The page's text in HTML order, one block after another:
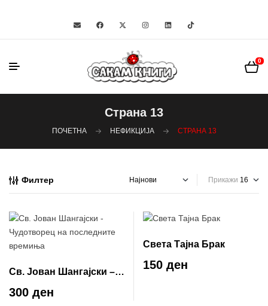
0
Страна 13
ПОЧЕТНА НЕФИКЦИЈА СТРАНА 13
Филтер Прикажи
Св. Јован Шангајски –
Чудотворец на
последните времиња
300 ден
Света Тајна Брак
150 ден